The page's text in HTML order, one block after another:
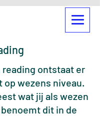
reading ontstaat er
op wezens niveau.
wat jij als wezen
dit in de